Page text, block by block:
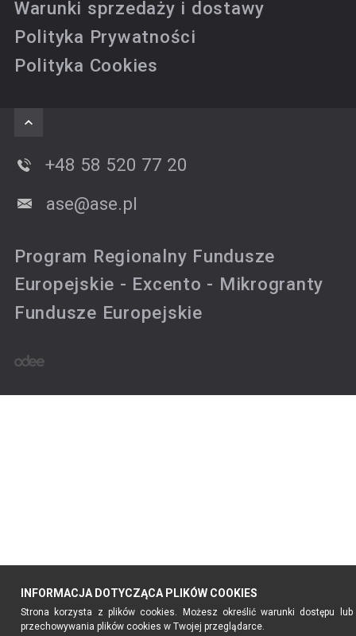
Warunki sprzedaży i dostawy
Polityka Prywatności
Polityka Cookies
+48 58 520 77 20
ase@ase.pl
Program Regionalny Fundusze
Europejskie - Excento - Mikrogranty
Fundusze Europejskie
INFORMACJA DOTYCZĄCA PLIKÓW COOKIES
Strona korzysta z plików cookies. Możesz określić warunki dostępu lub
przechowywania plików cookies w Twojej przeglądarce.